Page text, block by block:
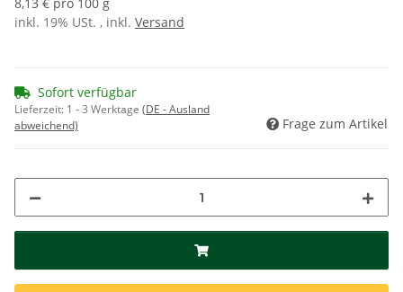
inkl. 19% USt. , inkl. Versand
Sofort verfügbar
Lieferzeit: 1 - 3 Werktage (DE - Ausland
abweichend)
Frage zum Artikel